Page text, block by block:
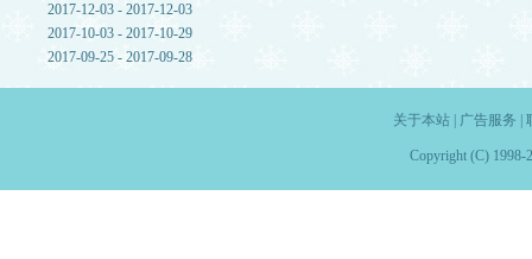
2017-12-03 - 2017-12-03
2017-10-03 - 2017-10-29
2017-09-25 - 2017-09-28
关于本站| 广告服务
Copyright (C) 1998-